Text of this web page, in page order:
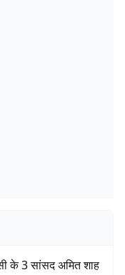
के 3 सांसद अमित शाह